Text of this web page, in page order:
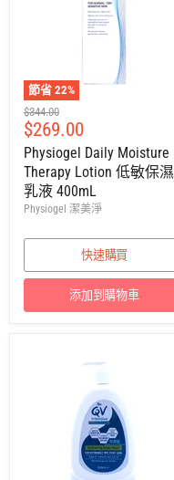
節省 22%
建
議
零
售
價
$344.00
售
價
$269.00
Physiogel Daily Moisture
Therapy Lotion 低敏保濕
乳液 400mL
Physiogel 潔美淨
快速購買
添加到購物車